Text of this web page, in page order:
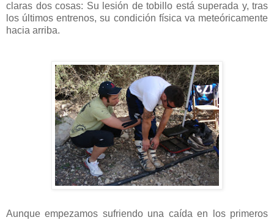
claras dos cosas: Su lesión de tobillo está superada y, tras
los últimos entrenos, su condición física va meteóricamente
hacia arriba.
Aunque empezamos sufriendo una caída en los primeros